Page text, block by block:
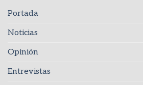
Portada
Noticias
Opinión
Entrevistas